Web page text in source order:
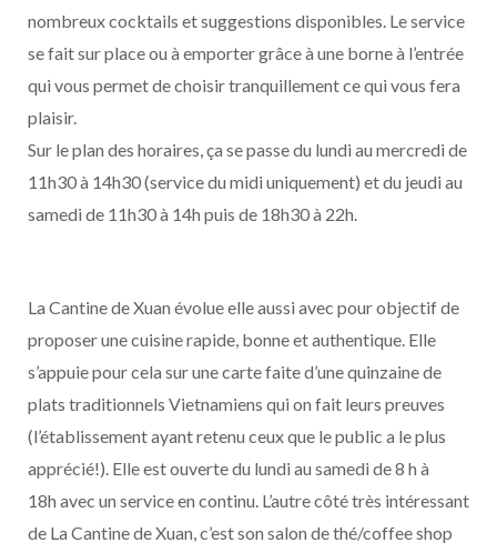
nombreux cocktails et suggestions disponibles. Le service
se fait sur place ou à emporter grâce à une borne à l’entrée
qui vous permet de choisir tranquillement ce qui vous fera
plaisir.
Sur le plan des horaires, ça se passe du lundi au mercredi de
11h30 à 14h30 (service du midi uniquement) et du jeudi au
samedi de 11h30 à 14h puis de 18h30 à 22h.
La Cantine de Xuan évolue elle aussi avec pour objectif de
proposer une cuisine rapide, bonne et authentique. Elle
s’appuie pour cela sur une carte faite d’une quinzaine de
plats traditionnels Vietnamiens qui on fait leurs preuves
(l’établissement ayant retenu ceux que le public a le plus
apprécié!). Elle est ouverte du lundi au samedi de 8 h à
18h avec un service en continu. L’autre côté très intéressant
de La Cantine de Xuan, c’est son salon de thé/coffee shop